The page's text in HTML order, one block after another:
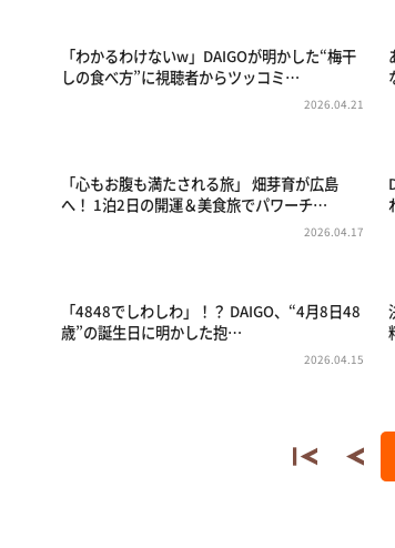
「わかるわけないw」DAIGOが明かした“梅干
しの食べ方”に視聴者からツッコミ…
2026.04.21
「心もお腹も満たされる旅」 畑芽育が広島
へ！ 1泊2日の開運＆美食旅でパワーチ…
2026.04.17
「4848でしわしわ」！？ DAIGO、“4月8日48
歳”の誕生日に明かした抱…
2026.04.15